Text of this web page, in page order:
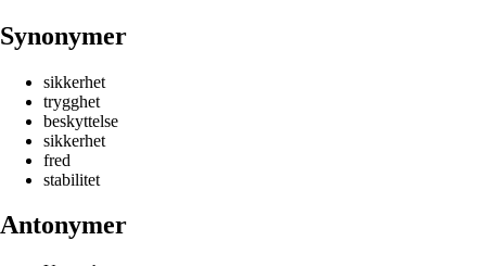
Synonymer
sikkerhet
trygghet
beskyttelse
sikkerhet
fred
stabilitet
Antonymer